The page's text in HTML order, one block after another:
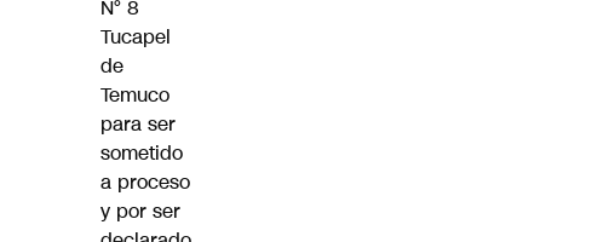
N° 8
Tucapel
de
Temuco
para ser
sometido
a proceso
y por ser